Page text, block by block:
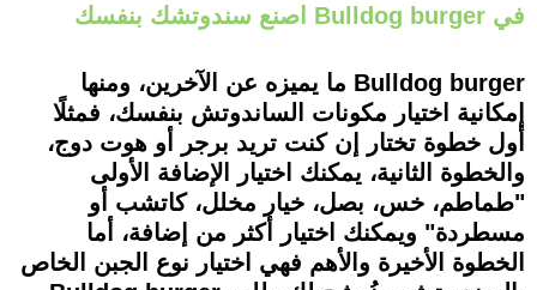
في Bulldog burger اصنع سندوتشك بنفسك
Bulldog burger ما يميزه عن الآخرين، ومنها
إمكانية اختيار مكونات الساندوتش بنفسك، فمثلًا
أول خطوة تختار إن كنت تريد برجر أو هوت دوج،
والخطوة الثانية، يمكنك اختيار الإضافة الأولى
"طماطم، خس، بصل، خيار مخلل، كاتشب أو
مسطردة" ويمكنك اختيار أكثر من إضافة، أما
الخطوة الأخيرة والأهم فهي اختيار نوع الجبن الخاص